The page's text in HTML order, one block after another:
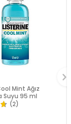
Mint Ağız
Suyu 95 ml
(2)